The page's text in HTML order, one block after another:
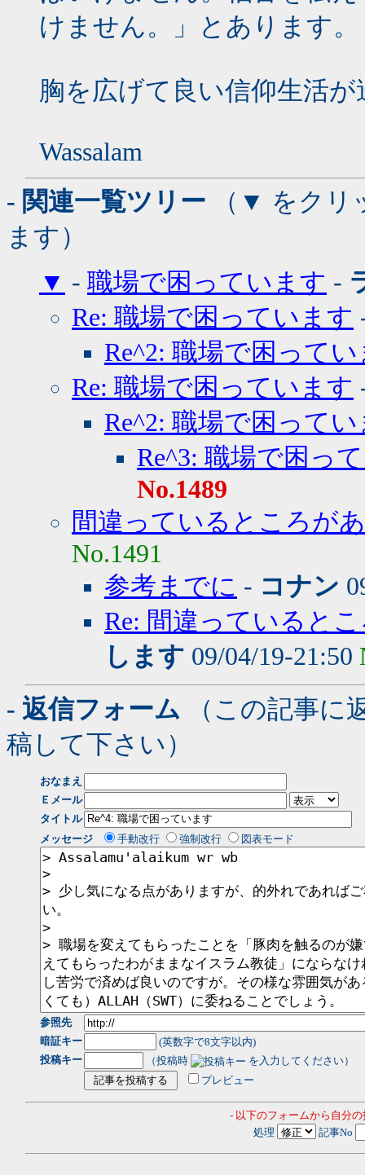
けません。」とあります。
胸を広げて良い信仰生活
Wassalam
- 関連一覧ツリー （▼ をクリ
ます）
▼ - 職場で困っています -
Re: 職場で困っています
Re^2: 職場で困って
Re: 職場で困っています
Re^2: 職場で困って
Re^3: 職場で困っ
No.1489
間違っているところが
No.1491
参考までに - コナン
Re: 間違っていると
します 09/04/19-21:50
- 返信フォーム （この記事に
稿して下さい）
おなまえ
Ｅメール
タイトル
メッセージ
手動改行 強制改行 図表モード
参照先
暗証キー
(英数字で8文字以内)
投稿キー
（投稿時
を入力してください）
プレビュー
- 以下のフォームから自分
処理
記事No